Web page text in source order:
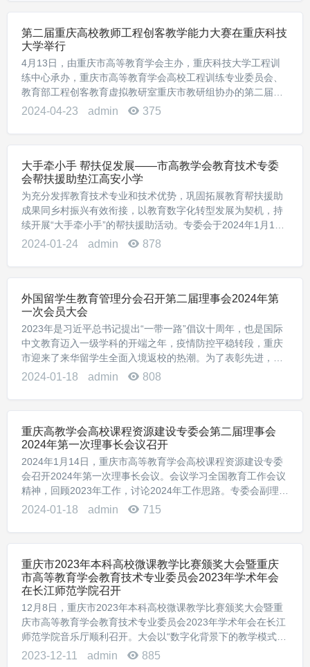
第二届重庆高校教师工程创客教学能力大赛在重庆科技
大学举行
4月13日，由重庆市高等教育学会主办，重庆科技大学工程训
练中心承办，重庆市高等教育学会高校工程训练专业委员会、
教育部工程创客教育虚拟教研室重庆市教研组协办的第二届重
庆市高等学校教师工程创客教学能力大赛暨第二届全国高等学
2024-04-23 admin 375
大手牵小手 帮扶促发展——市高教学会教育技术专委
会帮扶援助垫江高安小学
为充分发挥教育技术专业和技术优势，巩固拓展教育帮扶援助
成果同乡村振兴有效衔接，以教育数字化转型发展为契机，持
续开展“大手牵小手”的帮扶援助活动。专委会于2024年1月15
日开展了帮扶援助高安小学活动。上午，专委会理事长刘革平
2024-01-24 admin 878
外国留学生教育管理分会召开第二届理事会2024年第
一次会员大会
2023年是习近平总书记提出“一带一路”倡议十周年，也是国际
中文教育迈入一级学科的开端之年，疫情防控平稳转段，重庆
市迎来了来华留学生全面入境返校的热潮。为了表彰先进，振
奋精神，增进交流，践行办会初心，1月17日，重庆市高等教
2024-01-18 admin 808
重庆高教学会高校课程资源建设专委会第二届理事会
2024年第一次理事长会议召开
2024年1月14日，重庆市高等教育学会高校课程资源建设专委
会召开2024年第一次理事长会议。会议学习全国教育工作会议
精神，回顾2023年工作，讨论2024年工作思路。专委会副理事
长及秘书处工作人员，重庆市高等教育学会秘书长余志祥、市
2024-01-18 admin 715
重庆市2023年本科高校微课教学比赛颁奖大会暨重庆
市高等教育学会教育技术专业委员会2023年学术年会
在长江师范学院召开
12月8日，重庆市2023年本科高校微课教学比赛颁奖大会暨重
庆市高等教育学会教育技术专业委员会2023年学术年会在长江
师范学院音乐厅顺利召开。大会以“数字化背景下的教学模式变
革”为主题，旨在加强高校间学术交流、信息沟通和工作协同，
2023-12-11 admin 885